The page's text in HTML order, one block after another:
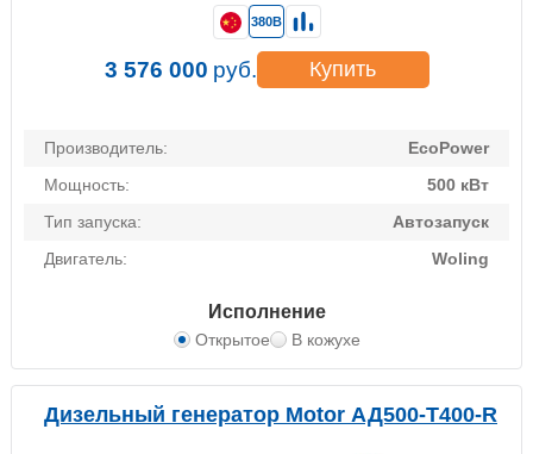
Производитель:
EcoPower
Мощность:
500 кВт
Тип запуска:
Автозапуск
Двигатель:
Woling
Исполнение
Открытое В кожухе
380В
3 576 000 руб. Купить
Дизельный генератор Motor АД500-Т400-R